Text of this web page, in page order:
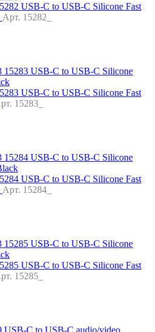
USB-C to USB-C Silicone Fast
Арт. 15282_
USB-C to USB-C Silicone Fast
15283_
USB-C to USB-C Silicone Fast
Арт. 15284_
USB-C to USB-C Silicone Fast
15285_